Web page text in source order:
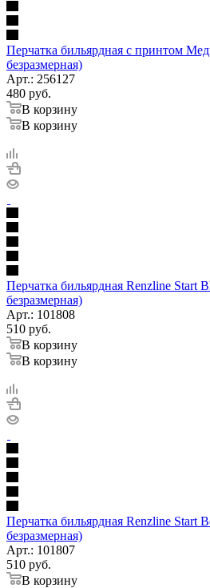
Перчатка бильярдная с принтом
безразмерная)
Арт.: 256127
480 руб.
В корзину
В корзину
Перчатка бильярдная Renzline Start
безразмерная)
Арт.: 101808
510 руб.
В корзину
В корзину
Перчатка бильярдная Renzline Start
безразмерная)
Арт.: 101807
510 руб.
В корзину